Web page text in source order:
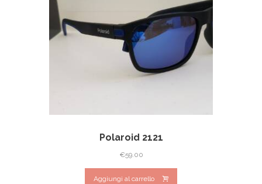
Polaroid 2121
€59.00
Aggiungi al carrello